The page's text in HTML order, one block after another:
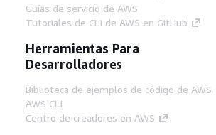
Guías de servicio de AWS
Tutoriales de CLI de AWS en GitHub
Herramientas Para
Desarrolladores
Biblioteca de ejemplos de código de AWS
AWS CLI
Centro de creadores en AWS